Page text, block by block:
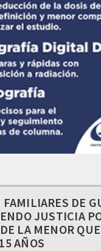
FAMILIARES DE
JUSTICIA
LA MENOR
AÑOS